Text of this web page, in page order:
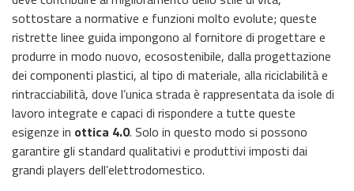
sottostare a normative e funzioni molto evolute; queste
ristrette linee guida impongono al fornitore di progettare e
produrre in modo nuovo, ecosostenibile, dalla progettazione
dei componenti plastici, al tipo di materiale, alla riciclabilità e
rintracciabilità, dove l’unica strada è rappresentata da isole di
lavoro integrate e capaci di rispondere a tutte queste
esigenze in ottica 4.0. Solo in questo modo si possono
garantire gli standard qualitativi e produttivi imposti dai
grandi players dell’elettrodomestico.